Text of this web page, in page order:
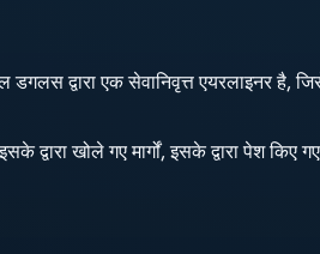
द्वारा एक सेवानिवृत्त एयरलाइनर
द्वारा खोले गए मार्गों, इसके द्वारा पेश